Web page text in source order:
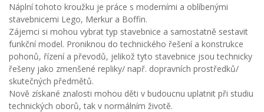
Náplní tohoto kroužku je práce s moderními a oblíbenými
stavebnicemi Lego, Merkur a Boffin.
Zájemci si mohou vybrat typ stavebnice a samostatně sestavit
funkční model. Proniknou do technického řešení a konstrukce
pohonů, řízení a převodů, jelikož tyto stavebnice jsou technicky
řešeny jako zmenšené repliky/ např. dopravních prostředků/
skutečných předmětů.
Nově získané znalosti mohou děti v budoucnu uplatnit při studiu
technických oborů, tak v normálním životě.